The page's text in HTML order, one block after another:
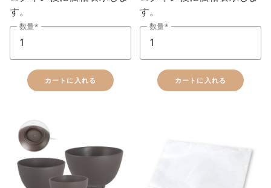
す。
数量
カートに入れる
す。
数量
カートに入れる